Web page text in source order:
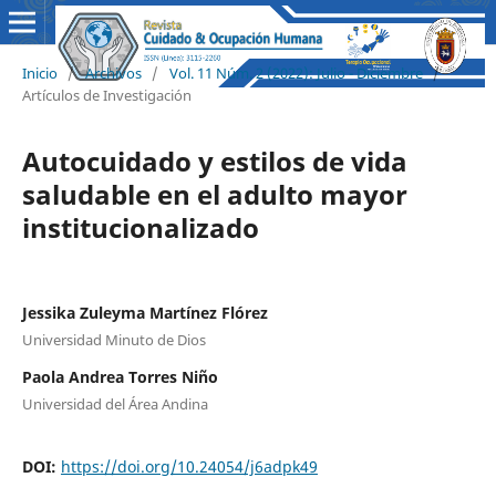
Inicio / Archivos / Vol. 11 Núm. 2 (2022): Julio - Diciembre /
Artículos de Investigación
Autocuidado y estilos de vida
saludable en el adulto mayor
institucionalizado
Jessika Zuleyma Martínez Flórez
Universidad Minuto de Dios
Paola Andrea Torres Niño
Universidad del Área Andina
DOI: https://doi.org/10.24054/j6adpk49